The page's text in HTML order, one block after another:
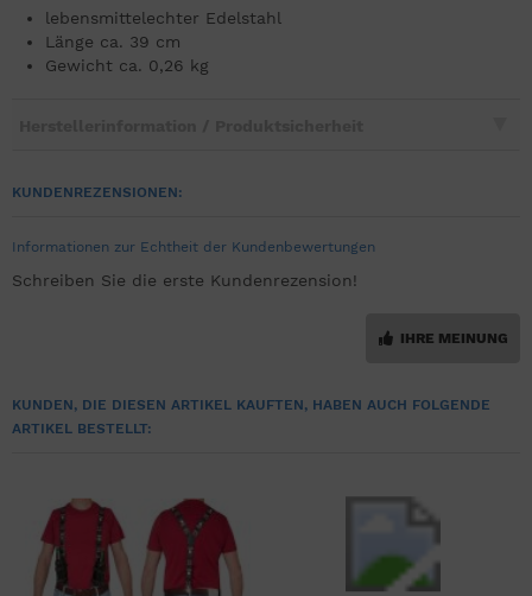
lebensmittelechter Edelstahl
Länge ca. 39 cm
Gewicht ca. 0,26 kg
KUNDENREZENSIONEN:
Informationen zur Echtheit der Kundenbewertungen
Schreiben Sie die erste Kundenrezension!
IHRE MEINUNG
KUNDEN, DIE DIESEN ARTIKEL KAUFTEN, HABEN AUCH FOLGENDE
ARTIKEL BESTELLT: